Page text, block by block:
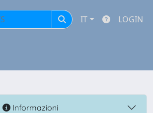
IT LOGIN
Informazioni